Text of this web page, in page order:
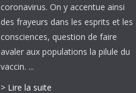
coronavirus. On y accentue ainsi
des frayeurs dans les esprits et les
consciences, question de faire
avaler aux populations la pilule du
vaccin. ...
> Lire la suite